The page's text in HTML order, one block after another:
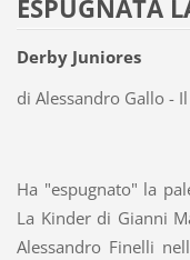
ESPUGNATA
Derby Juniores
di Alessandro Gallo -
Ha "espugnato" la
La Kinder di Gianni
Alessandro Finelli